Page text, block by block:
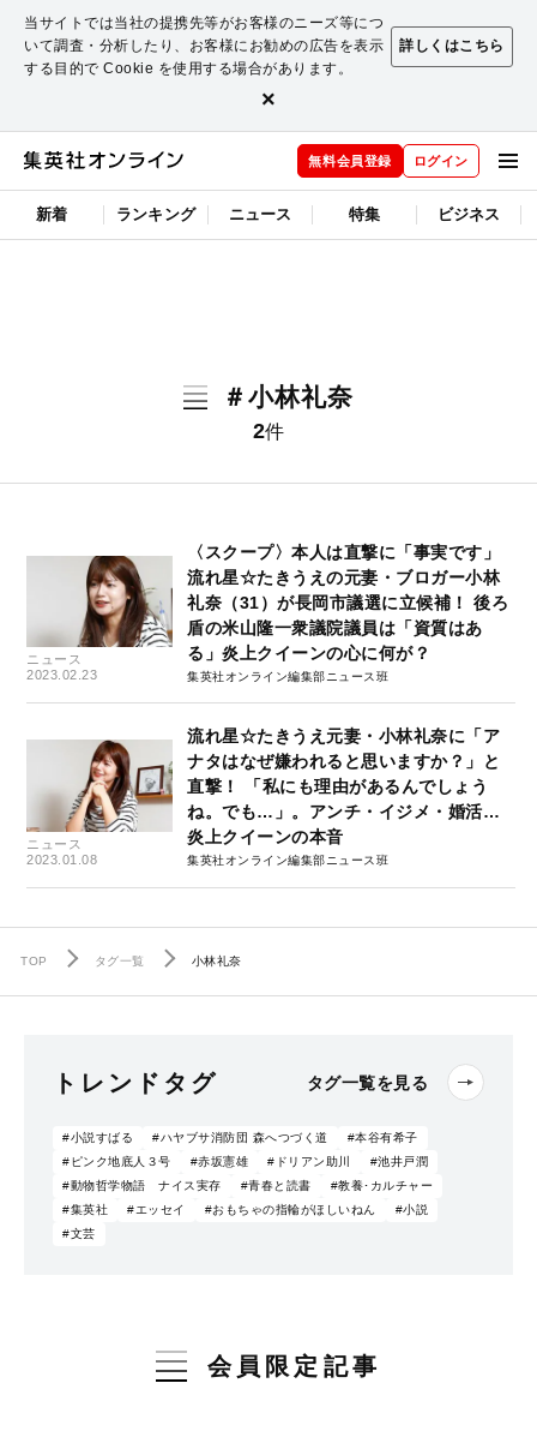
当サイトでは当社の提携先等がお客様のニーズ等につ
いて調査・分析したり、お客様にお勧めの広告を表示
する目的で Cookie を使用する場合があります。
詳しくはこちら
×
無料会員登録 ログイン
新着 ランキング ニュース 特集 ビジネス
＃小林礼奈
2件
ニュース
2023.02.23
〈スクープ〉本人は直撃に「事実です」
流れ星☆たきうえの元妻・ブロガー小林
礼奈（31）が長岡市議選に立候補！ 後ろ
盾の米山隆一衆議院議員は「資質はあ
る」炎上クイーンの心に何が？
集英社オンライン編集部ニュース班
ニュース
2023.01.08
流れ星☆たきうえ元妻・小林礼奈に「ア
ナタはなぜ嫌われると思いますか？」と
直撃！ 「私にも理由があるんでしょう
ね。でも…」。アンチ・イジメ・婚活…
炎上クイーンの本音
集英社オンライン編集部ニュース班
TOP タグ一覧 小林礼奈
トレンドタグ タグ一覧を見る
#小説すばる #ハヤブサ消防団 森へつづく道
#本谷有希子
#ピンク地底人３号
#赤坂憲雄 #ドリアン助川
#池井戸潤
#動物哲学物語 ナイス実存
#青春と読書
#教養･カルチャー
#集英社
#エッセイ #おもちゃの指輪がほしいねん
#小説
#文芸
会員限定記事